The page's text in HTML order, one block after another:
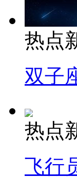
热点
双子
热点
飞行